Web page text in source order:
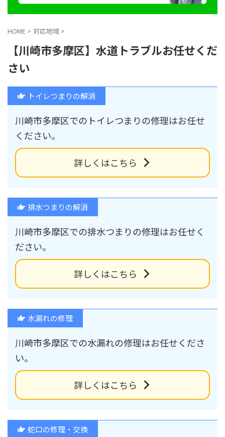
HOME > 対応地域 >
【川崎市多摩区】水道トラブルお任せくだ
さい
トイレつまりの解消
川崎市多摩区でのトイレつまりの修理はお任せ
ください。
詳しくはこちら
排水つまりの解消
川崎市多摩区での排水つまりの修理はお任せく
ださい。
詳しくはこちら
水漏れの修理
川崎市多摩区での水漏れの修理はお任せくださ
い。
詳しくはこちら
蛇口の修理・交換